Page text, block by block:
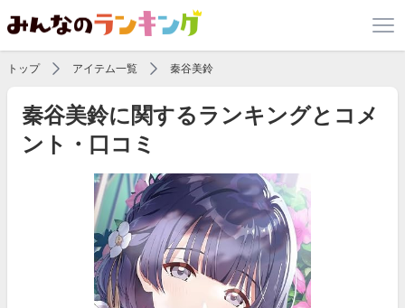
トップ アイテム一覧 秦谷美鈴
秦谷美鈴に関するランキングとコメ
ント・口コミ